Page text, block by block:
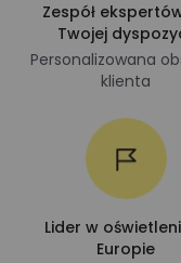
Zespół
Twojej
Personalizowana
klienta
Lider w
Europie